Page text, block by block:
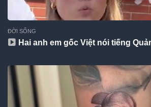
ĐỜI SỐNG
Hai anh em gốc Việt nói tiếng